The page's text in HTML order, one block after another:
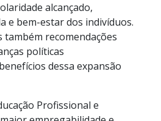
alcançado,
e bem-estar dos indivíduos.
também recomendações
políticas
dessa expansão
Profissional e